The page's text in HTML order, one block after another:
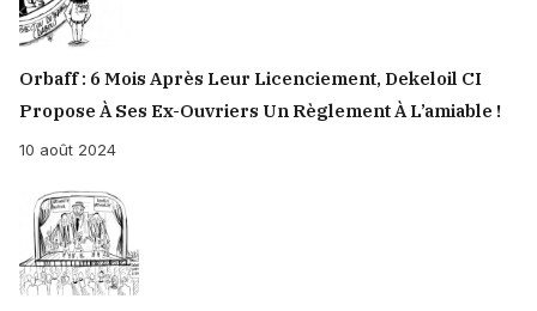
Orbaff : 6 Mois Après Leur Licenciement, Dekeloil CI
Propose À Ses Ex-Ouvriers Un Règlement À L’amiable !
10 août 2024